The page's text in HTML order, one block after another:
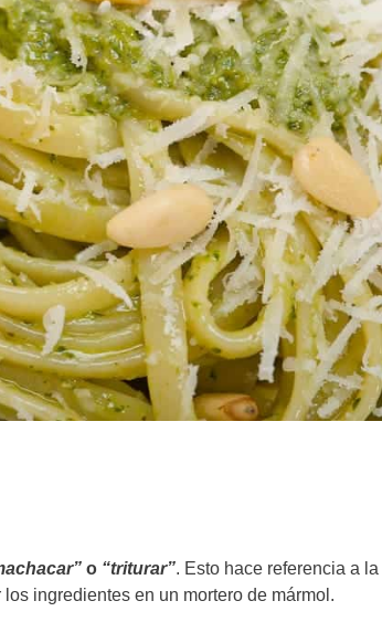
o “triturar”. Esto hace referencia a la
ingredientes en un mortero de mármol.